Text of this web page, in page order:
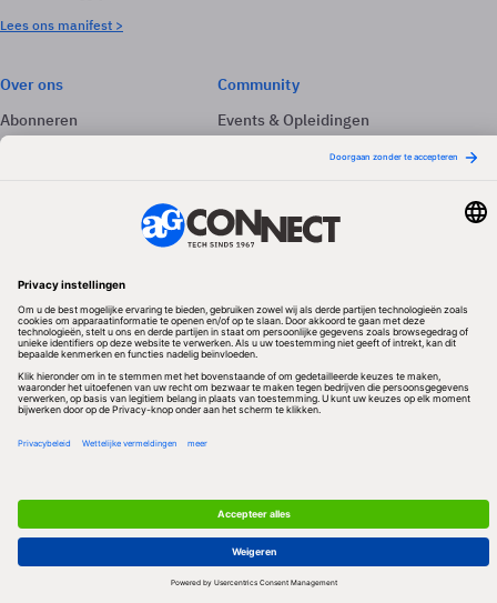
Lees ons manifest >
Over ons
Abonneren
Adverteren
Community
Events & Opleidingen
Volg ons
Redactionele partner
Algemene Voorwaarden & Copyrights